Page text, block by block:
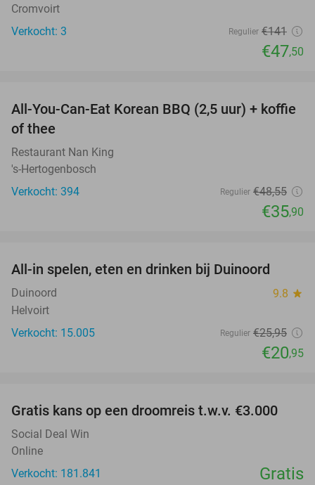
Cromvoirt
Verkocht: 3
Regulier €141
€47,50
26%
All-You-Can-Eat Korean BBQ (2,5 uur) + koffie
of thee
Restaurant Nan King
's-Hertogenbosch
Verkocht: 394
Regulier €48,55
€35,90
All-in spelen, eten en drinken bij Duinoord
Duinoord 9.8 star
Helvoirt
Verkocht: 15.005
Regulier €25,95
€20,95
Gratis kans op een droomreis t.w.v. €3.000
Social Deal Win
Online
Verkocht: 181.841
Gratis